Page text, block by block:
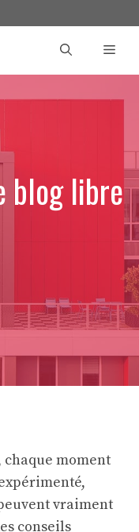
blog libre
chaque moment
vraiment
conseils